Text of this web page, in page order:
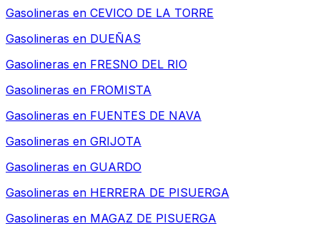
Gasolineras en CEVICO DE LA TORRE
Gasolineras en DUEÑAS
Gasolineras en FRESNO DEL RIO
Gasolineras en FROMISTA
Gasolineras en FUENTES DE NAVA
Gasolineras en GRIJOTA
Gasolineras en GUARDO
Gasolineras en HERRERA DE PISUERGA
Gasolineras en MAGAZ DE PISUERGA